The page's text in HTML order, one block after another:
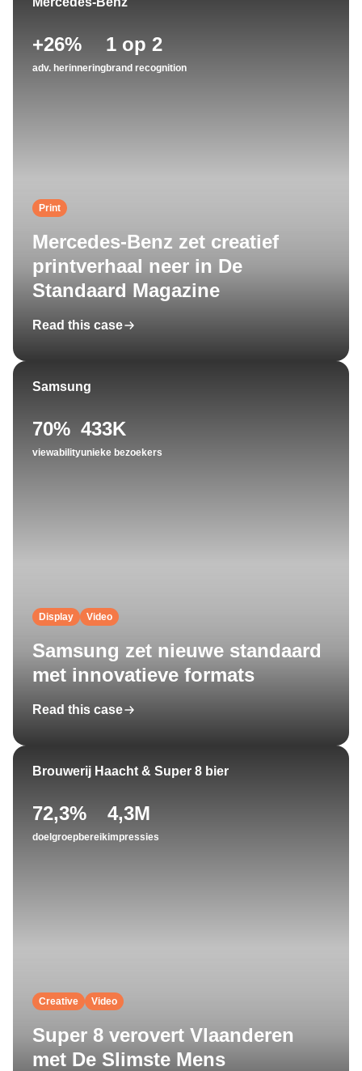
+26%
adv. herinnering
1 op 2
brand recognition
Print
Mercedes-Benz zet creatief
printverhaal neer in De
Standaard Magazine
Read this case
Samsung
70%
viewability
433K
unieke bezoekers
Display Video
Samsung zet nieuwe standaard
met innovatieve formats
Read this case
Brouwerij Haacht & Super 8 bier
72,3%
doelgroepbereik
4,3M
impressies
Creative Video
Super 8 verovert Vlaanderen
met De Slimste Mens